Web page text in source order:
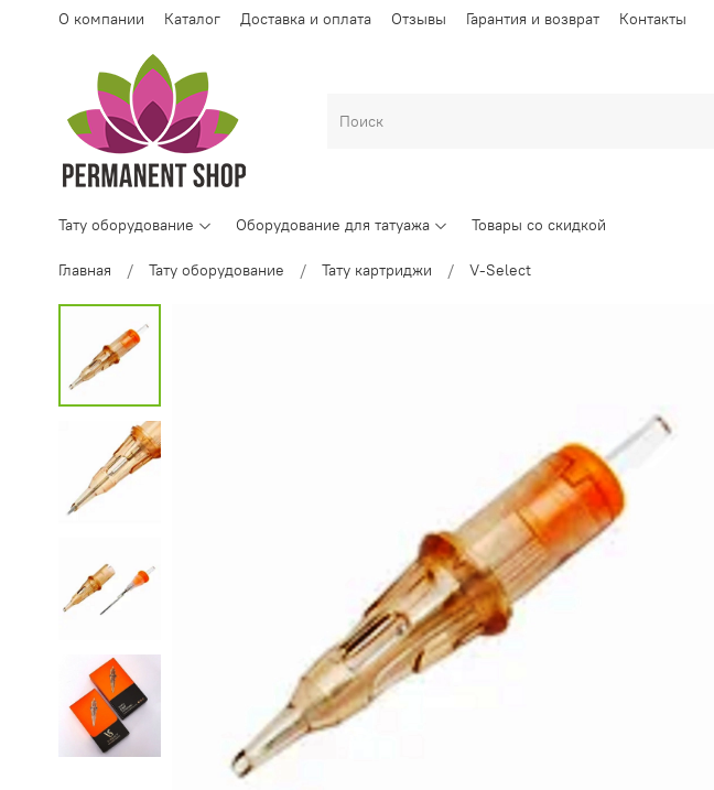
О компании Каталог Доставка и оплата Отзывы Гарантия и возврат Контакты
Тату оборудование Оборудование для татуажа Товары со скидкой
Главная Тату оборудование Тату картриджи V-Select